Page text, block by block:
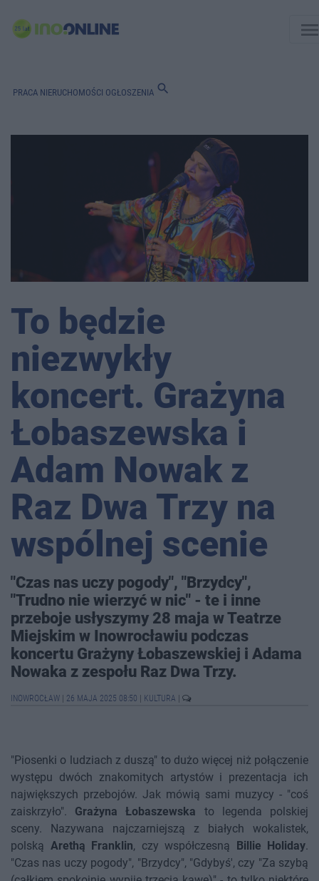
PRACA NIERUCHOMOŚCI OGŁOSZENIA search
To będzie
niezwykły
koncert. Grażyna
Łobaszewska i
Adam Nowak z
Raz Dwa Trzy na
wspólnej scenie
"Czas nas uczy pogody", "Brzydcy",
"Trudno nie wierzyć w nic" - te i inne
przeboje usłyszymy 28 maja w Teatrze
Miejskim w Inowrocławiu podczas
koncertu Grażyny Łobaszewskiej i Adama
Nowaka z zespołu Raz Dwa Trzy.
INOWROCŁAW 26 MAJA 2025 08:50 KULTURA
"Piosenki o ludziach z duszą" to dużo więcej niż połączenie
występu dwóch znakomitych artystów i prezentacja ich
największych przebojów. Jak mówią sami muzycy - "coś
zaiskrzyło". Grażyna Łobaszewska to legenda polskiej
sceny. Nazywana najczarniejszą z białych wokalistek,
polską Arethą Franklin, czy współczesną Billie Holiday.
"Czas nas uczy pogody", "Brzydcy", "Gdybyś', czy "Za szybą